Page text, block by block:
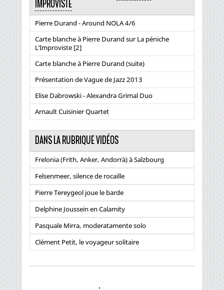
IMPROVISTE
Pierre Durand - Around NOLA 4/6
Carte blanche à Pierre Durand sur La péniche
L’Improviste [2]
Carte blanche à Pierre Durand (suite)
Présentation de Vague de Jazz 2013
Elise Dabrowski - Alexandra Grimal Duo
Arnault Cuisinier Quartet
DANS LA RUBRIQUE VIDÉOS
Frelonia (Frith, Anker, Andorrà) à Salzbourg
Felsenmeer, silence de rocaille
Pierre Tereygeol joue le barde
Delphine Joussein en Calamity
Pasquale Mirra, moderatamente solo
Clément Petit, le voyageur solitaire